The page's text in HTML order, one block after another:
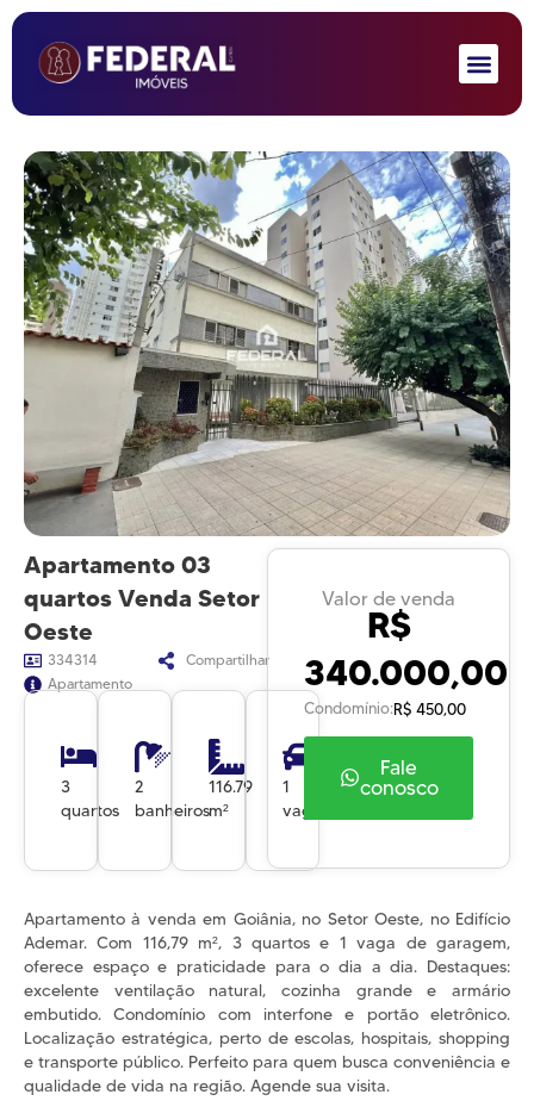
Apartamento 03
quartos Venda Setor
Oeste
334314
Apartamento
Compartilhar
3
quartos
2
banheiros
116.79
m²
1
vagas
Valor de venda
R$
340.000,00
Condomínio:R$ 450,00
Fale
conosco
Apartamento à venda em Goiânia, no Setor Oeste, no Edifício
Ademar. Com 116,79 m², 3 quartos e 1 vaga de garagem,
oferece espaço e praticidade para o dia a dia. Destaques:
excelente ventilação natural, cozinha grande e armário
embutido. Condomínio com interfone e portão eletrônico.
Localização estratégica, perto de escolas, hospitais, shopping
e transporte público. Perfeito para quem busca conveniência e
qualidade de vida na região. Agende sua visita.